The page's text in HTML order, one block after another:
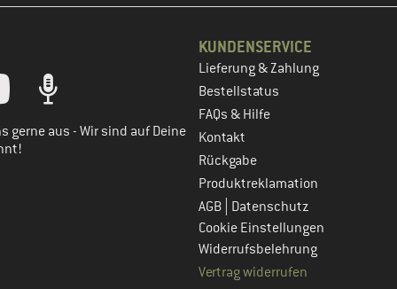
Kundenkonto
gerne aus - Wir sind auf Deine
KUNDENSERVICE
Lieferung & Zahlung
Bestellstatus
FAQs & Hilfe
Kontakt
Rückgabe
Produktreklamation
AGB Datenschutz
Cookie Einstellungen
Widerrufsbelehrung
Vertrag widerrufen